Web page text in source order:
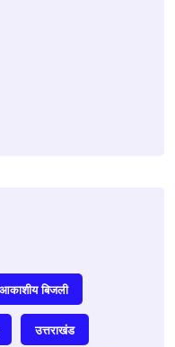
आकाशीय बिजली
उत्तराखंड